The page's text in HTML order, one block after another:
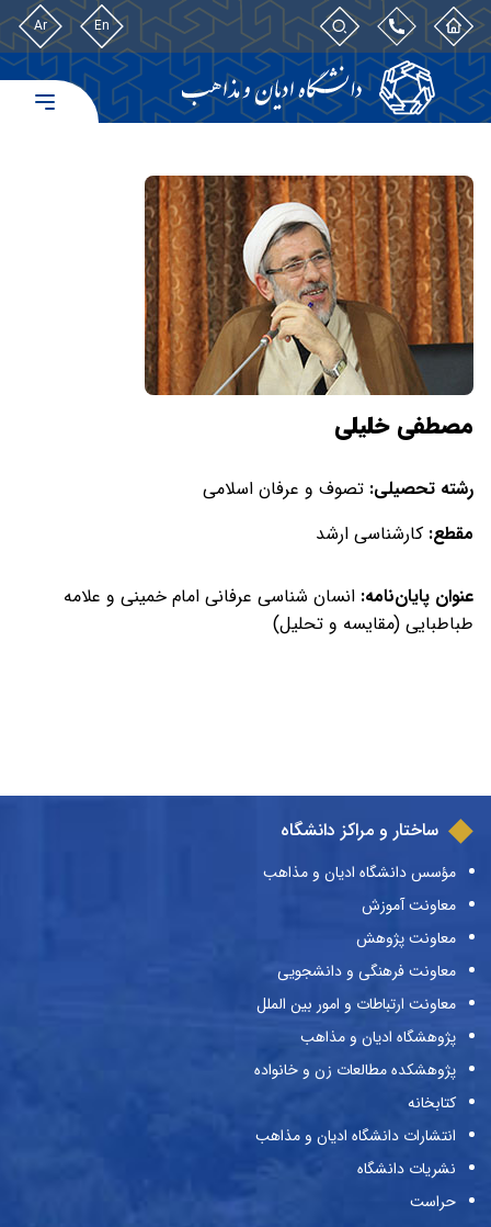
En
Ar
مصطفی خلیلی
رشته تحصیلی: تصوف و عرفان اسلامی
مقطع: کارشناسی ارشد
عنوان پایان‌نامه: انسان شناسی عرفانی امام خمینی و علامه
طباطبایی (مقایسه و تحلیل)
ساختار و مراکز دانشگاه
مؤسس دانشگاه ادیان و مذاهب
معاونت آموزش
معاونت پژوهش
معاونت فرهنگی و دانشجویی
معاونت ارتباطات و امور بین الملل
پژوهشگاه ادیان و مذاهب
پژوهشکده مطالعات زن و خانواده
کتابخانه
انتشارات دانشگاه ادیان و مذاهب
نشریات دانشگاه
حراست